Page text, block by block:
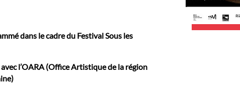
dans le cadre du Festival Sous les
l’OARA (Office Artistique de la région